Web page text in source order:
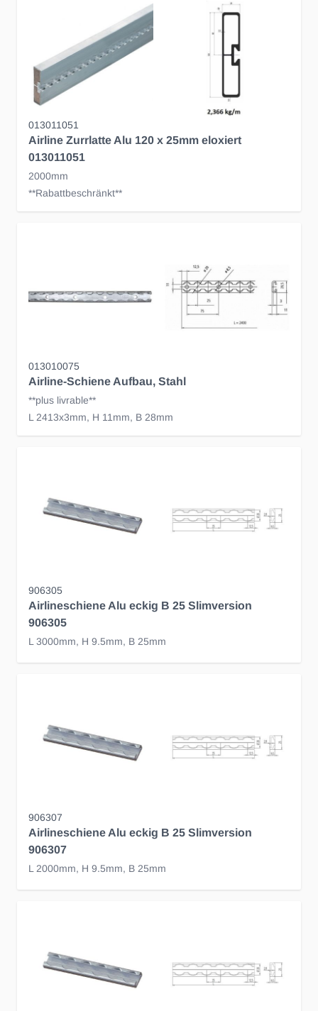
013011051
Airline Zurrlatte Alu 120 x 25mm eloxiert
013011051
2000mm
**Rabattbeschränkt**
013010075
Airline-Schiene Aufbau, Stahl
**plus livrable**
L 2413x3mm, H 11mm, B 28mm
906305
Airlineschiene Alu eckig B 25 Slimversion
906305
L 3000mm, H 9.5mm, B 25mm
906307
Airlineschiene Alu eckig B 25 Slimversion
906307
L 2000mm, H 9.5mm, B 25mm